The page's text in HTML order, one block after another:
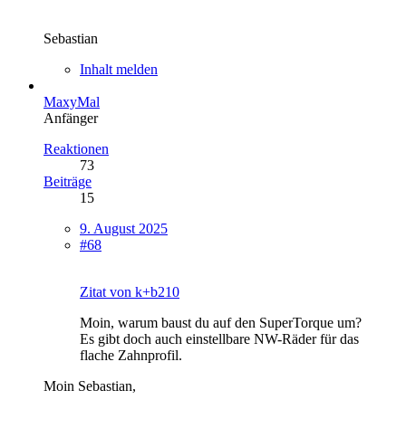
Sebastian
Inhalt melden
MaxyMal
Anfänger
Reaktionen
73
Beiträge
15
9. August 2025
#68
Zitat von k+b210
Moin, warum baust du auf den SuperTorque um?
Es gibt doch auch einstellbare NW-Räder für das
flache Zahnprofil.
Moin Sebastian,